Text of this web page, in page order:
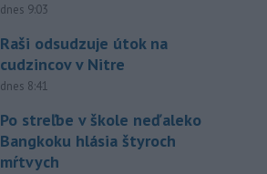
dnes 9:03
Raši odsudzuje útok na
cudzincov v Nitre
dnes 8:41
Po streľbe v škole neďaleko
Bangkoku hlásia štyroch
mŕtvych